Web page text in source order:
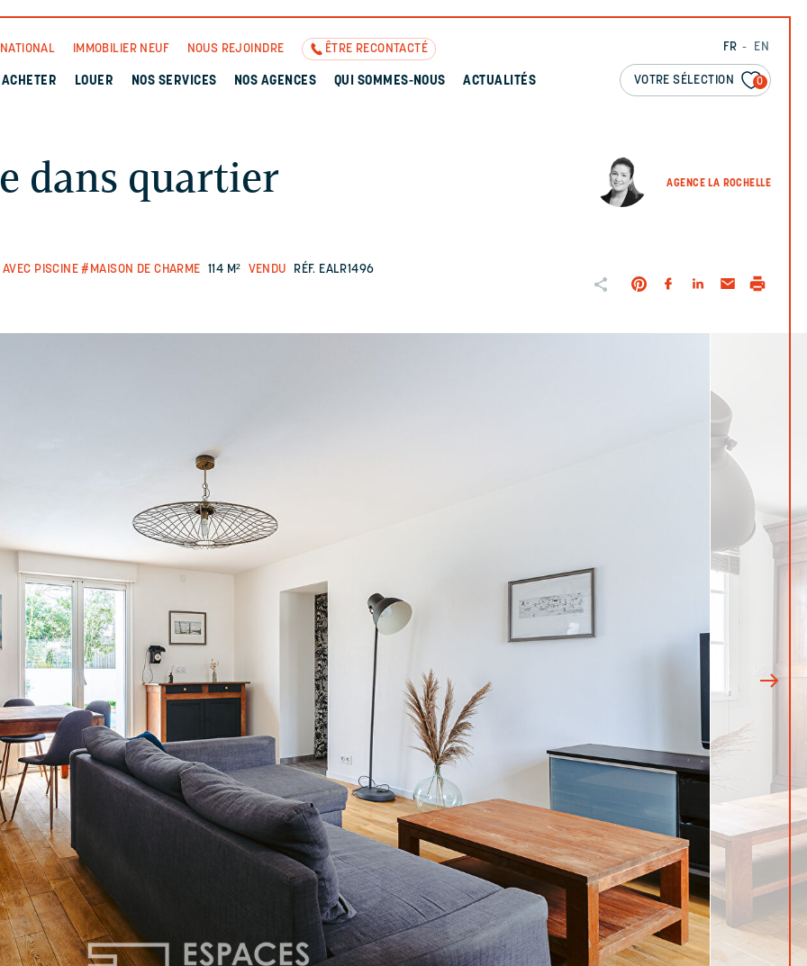
FR EN
VOTRE SÉLECTION 0
IMMOBILIER NEUF NOUS REJOINDRE ÊTRE RECONTACTÉ
ACHETER LOUER NOS SERVICES NOS AGENCES QUI SOMMES-NOUS ACTUALITÉS
AGENCE LA ROCHELLE
dans quartier
PISCINE #MAISON DE CHARME 114 M² VENDU RÉF. EALR1496